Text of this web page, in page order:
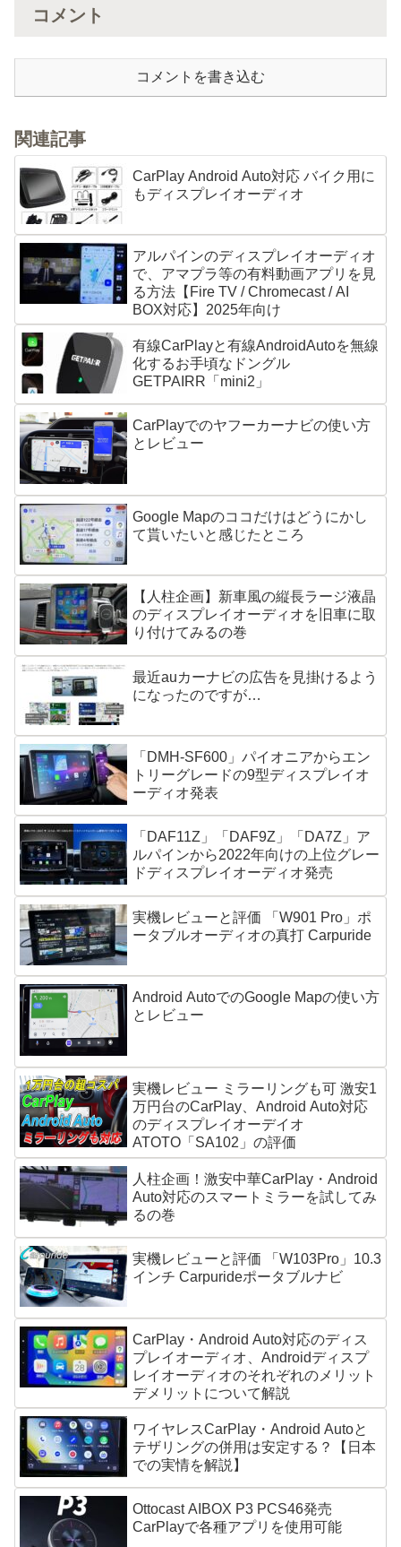
コメント
コメントを書き込む
関連記事
CarPlay Android Auto対応 バイク用に
もディスプレイオーディオ
アルパインのディスプレイオーディオ
で、アマプラ等の有料動画アプリを見
る方法【Fire TV / Chromecast / AI
BOX対応】2025年向け
有線CarPlayと有線AndroidAutoを無線
化するお手頃なドングル
GETPAIRR「mini2」
CarPlayでのヤフーカーナビの使い方
とレビュー
Google Mapのココだけはどうにかし
て貰いたいと感じたところ
【人柱企画】新車風の縦長ラージ液晶
のディスプレイオーディオを旧車に取
り付けてみるの巻
最近auカーナビの広告を見掛けるよう
になったのですが…
「DMH-SF600」パイオニアからエン
トリーグレードの9型ディスプレイオ
ーディオ発表
「DAF11Z」「DAF9Z」「DA7Z」ア
ルパインから2022年向けの上位グレー
ドディスプレイオーディオ発売
実機レビューと評価 「W901 Pro」ポ
ータブルオーディオの真打 Carpuride
Android AutoでのGoogle Mapの使い方
とレビュー
実機レビュー ミラーリングも可 激安1
万円台のCarPlay、Android Auto対応
のディスプレイオーデイオ
ATOTO「SA102」の評価
人柱企画！激安中華CarPlay・Android
Auto対応のスマートミラーを試してみ
るの巻
実機レビューと評価 「W103Pro」10.3
インチ Carpurideポータブルナビ
CarPlay・Android Auto対応のディス
プレイオーディオ、Androidディスプ
レイオーディオのそれぞれのメリット
デメリットについて解説
ワイヤレスCarPlay・Android Autoと
テザリングの併用は安定する？【日本
での実情を解説】
Ottocast AIBOX P3 PCS46発売
CarPlayで各種アプリを使用可能